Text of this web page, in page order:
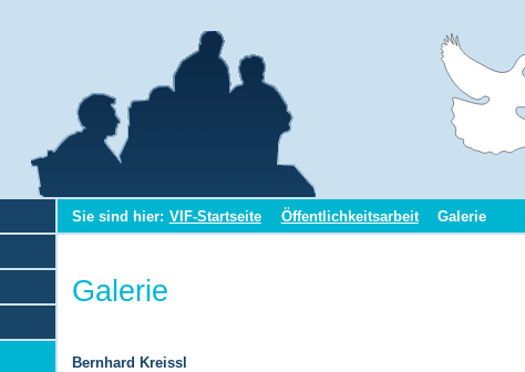
Sie sind hier: VIF-Startseite Öffentlichkeitsarbeit Galerie
Galerie
Bernhard Kreissl